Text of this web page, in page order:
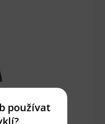
S8 14° CMT
používat